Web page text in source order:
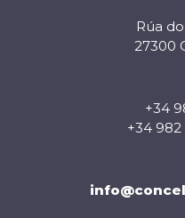
Rúa
27300
+34
+34 982